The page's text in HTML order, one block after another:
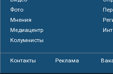
Фото
Мнения
Медиацентр
Колумнисты
Контакты Реклама